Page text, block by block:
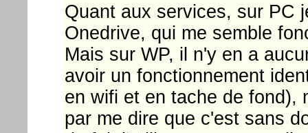
Quant aux services, sur PC
Onedrive, qui me semble
Mais sur WP, il n'y en a
avoir un fonctionnement
en wifi et en tache de fond),
par me dire que c'est sans